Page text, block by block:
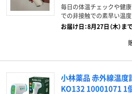
毎日の体温チェックや健
での非接触での素早い温度
お届け日：8月27日（木）まで
小林薬品 赤外線温度
KO132 10001071 1個